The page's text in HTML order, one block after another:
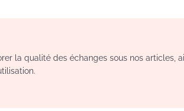
la qualité des échanges sous nos articles,